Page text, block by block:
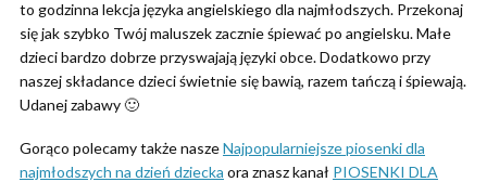
to godzinna lekcja języka angielskiego dla najmłodszych. Przekonaj
się jak szybko Twój maluszek zacznie śpiewać po angielsku. Małe
dzieci bardzo dobrze przyswajają języki obce. Dodatkowo przy
naszej składance dzieci świetnie się bawią, razem tańczą i śpiewają.
Udanej zabawy 🙂
Gorąco polecamy także naszeNajpopularniejsze piosenki dla
najmłodszych na dzień dziecka ora znasz kanał PIOSENKI DLA